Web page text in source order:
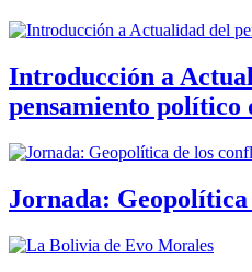
Introducción a
pensamiento político
Jornada: